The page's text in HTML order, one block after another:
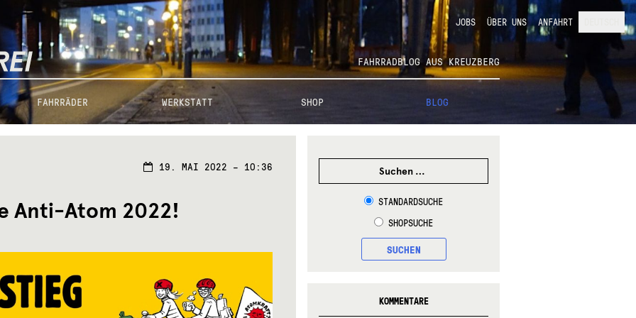
FAHRRADBLOG AUS KREUZBERG
JOBS ÜBER UNS ANFAHRT
FAHRRÄDER WERKSTATT SHOP BLOG
19. MAI 2022 – 10:36
Anti-Atom 2022!
STANDARDSUCHE
SHOPSUCHE
SUCHEN
KOMMENTARE